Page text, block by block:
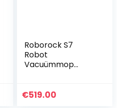
Roborock S7
Robot
Vacuümmop
3000 trillingen per
€519.00